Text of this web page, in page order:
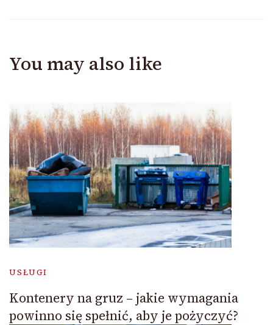
You may also like
USŁUGI
Kontenery na gruz – jakie wymagania
powinno się spełnić, aby je pożyczyć?